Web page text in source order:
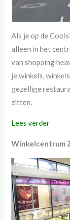
Als je op de
alleen in het
van shopping
je winkels,
gezellige
zitten.
Lees verder
Winkelcentrum